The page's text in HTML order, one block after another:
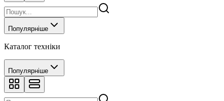
Популярніше
Каталог техніки
Популярніше